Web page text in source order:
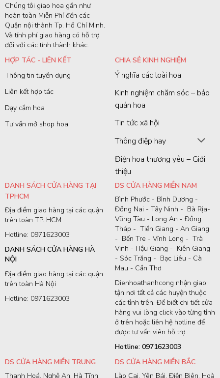
Chúng tôi giao hoa gần như
hoàn toàn Miễn Phí đến các
Quận nội thành Tp. Hồ Chí Minh.
Và tính phí giao hàng có hỗ trợ
đối với các tỉnh thành khác.
HỢP TÁC - LIÊN KẾT
Thông tin tuyển dụng
Liên kết hợp tác
Dạy cắm hoa
Tư vấn mở shop hoa
CHIA SẺ KINH NGHIỆM
Ý nghĩa các loài hoa
Kinh nghiệm chăm sóc – bảo
quản hoa
Tin tức xã hội
Thông điệp hay
Điện hoa thương yêu – Giới
thiệu
DANH SÁCH CỬA HÀNG TẠI
TPHCM
Địa điểm giao hàng tại các quận
trên toàn TP. HCM
Hotline: 0971623003
DANH SÁCH CỬA HÀNG HÀ
NỘI
Địa điểm giao hàng tại các quận
trên toàn Hà Nội
Hotline: 0971623003
DS CỬA HÀNG MIỀN NAM
Bình Phước - Bình Dương -
Đồng Nai - Tây Ninh - Bà Rịa-
Vũng Tàu - Long An - Đồng
Tháp - Tiền Giang - An Giang
- Bến Tre - Vĩnh Long - Trà
Vinh - Hậu Giang - Kiên Giang
- Sóc Trăng - Bạc Liêu - Cà
Mau - Cần Thơ
Dienhoathanhcong nhận giao
tận nơi tất cả các huyện thuộc
các tỉnh trên. Để biết chi tiết cửa
hàng vui lòng click vào từng tỉnh
ở trên hoặc liên hệ hotline để
được tư vấn viên hỗ trợ.
Hotline: 0971623003
DS CỬA HÀNG MIỀN TRUNG
Thanh Hoá, Nghệ An, Hà Tĩnh,
DS CỬA HÀNG MIỀN BẮC
Lào Cai, Yên Bái, Điện Biên, Hoà